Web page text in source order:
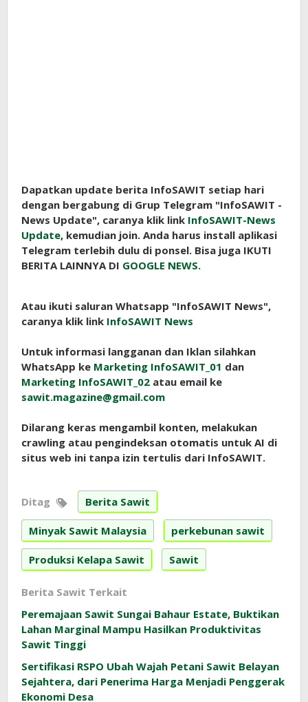
Dapatkan update berita InfoSAWIT setiap hari
dengan bergabung di Grup Telegram "InfoSAWIT -
News Update", caranya klik link InfoSAWIT-News
Update, kemudian join. Anda harus install aplikasi
Telegram terlebih dulu di ponsel. Bisa juga IKUTI
BERITA LAINNYA DI GOOGLE NEWS.
Atau ikuti saluran Whatsapp "InfoSAWIT News",
caranya klik link InfoSAWIT News
Untuk informasi langganan dan Iklan silahkan
WhatsApp ke Marketing InfoSAWIT_01 dan
Marketing InfoSAWIT_02 atau email ke
sawit.magazine@gmail.com
Dilarang keras mengambil konten, melakukan
crawling atau pengindeksan otomatis untuk AI di
situs web ini tanpa izin tertulis dari InfoSAWIT.
Ditag Berita Sawit
Minyak Sawit Malaysia perkebunan sawit
Produksi Kelapa Sawit Sawit
Berita Sawit Terkait
Peremajaan Sawit Sungai Bahaur Estate, Buktikan
Lahan Marginal Mampu Hasilkan Produktivitas
Sawit Tinggi
Sertifikasi RSPO Ubah Wajah Petani Sawit Belayan
Sejahtera, dari Penerima Harga Menjadi Penggerak
Ekonomi Desa